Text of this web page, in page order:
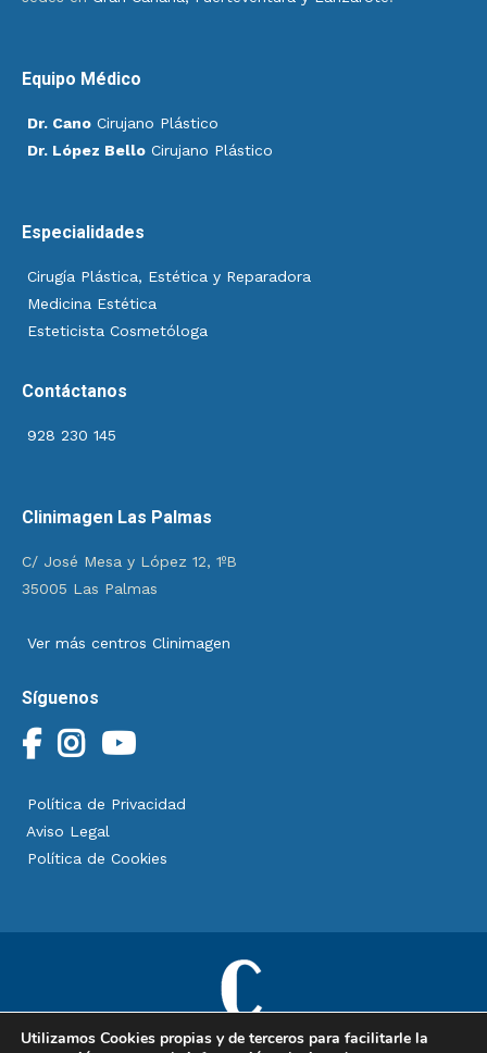
Equipo Médico
Dr. Cano Cirujano Plástico
Dr. López Bello Cirujano Plástico
Especialidades
Cirugía Plástica, Estética y Reparadora
Medicina Estética
Esteticista Cosmetóloga
Contáctanos
928 230 145
Clinimagen Las Palmas
C/ José Mesa y López 12, 1ºB
35005 Las Palmas
Ver más centros Clinimagen
Síguenos
Política de Privacidad
Aviso Legal
Política de Cookies
Utilizamos Cookies propias y de terceros para facilitarle la